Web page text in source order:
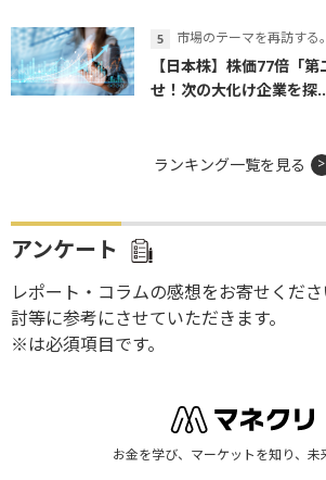
市場のテーマを再訪する。アナ
【日本株】株価77倍「
せ！次の大化け企業を探
ランキング一覧を見る
アンケート
レポート・コラムの感想をお寄せくだ
討等に参考にさせていただきます。
※は必須項目です。
お金を学び、マーケットを知り、未